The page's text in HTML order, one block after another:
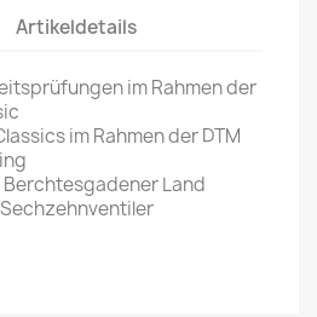
Artikeldetails
im Rahmen der
im Rahmen der DTM
Land